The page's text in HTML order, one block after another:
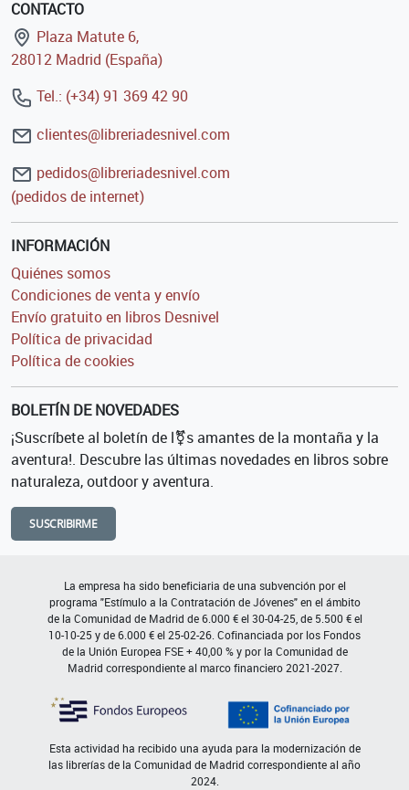
CONTACTO
Plaza Matute 6,
28012 Madrid (España)
Tel.: (+34) 91 369 42 90
clientes@libreriadesnivel.com
pedidos@libreriadesnivel.com
(pedidos de internet)
INFORMACIÓN
Quiénes somos
Condiciones de venta y envío
Envío gratuito en libros Desnivel
Política de privacidad
Política de cookies
BOLETÍN DE NOVEDADES
¡Suscríbete al boletín de l⚧s amantes de la montaña y la
aventura!. Descubre las últimas novedades en libros sobre
naturaleza, outdoor y aventura.
SUSCRIBIRME
La empresa ha sido beneficiaria de una subvención por el
programa "Estímulo a la Contratación de Jóvenes" en el ámbito
de la Comunidad de Madrid de 6.000 € el 30-04-25, de 5.500 € el
10-10-25 y de 6.000 € el 25-02-26. Cofinanciada por los Fondos
de la Unión Europea FSE + 40,00 % y por la Comunidad de
Madrid correspondiente al marco financiero 2021-2027.
Esta actividad ha recibido una ayuda para la modernización de
las librerías de la Comunidad de Madrid correspondiente al año
2024.